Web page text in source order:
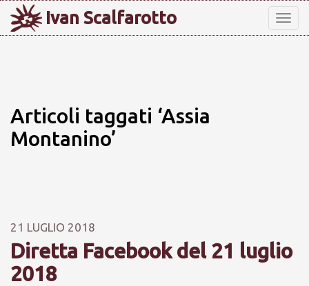
Ivan Scalfarotto
Articoli taggati ‘Assia
Montanino’
21 LUGLIO 2018
Diretta Facebook del 21 luglio
2018